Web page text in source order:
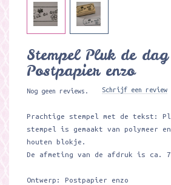
Stempel Pluk de dag
Postpapier enzo
Nog geen reviews. Schrijf een review
Prachtige stempel met de tekst:
stempel is gemaakt van polymeer
houten blokje.
De afmeting van de afdruk is ca.
Ontwerp: Postpapier enzo